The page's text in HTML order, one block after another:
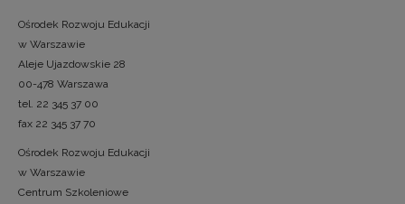
Ośrodek Rozwoju Edukacji
w Warszawie
Aleje Ujazdowskie 28
00-478 Warszawa
tel. 22 345 37 00
fax 22 345 37 70
Ośrodek Rozwoju Edukacji
w Warszawie
Centrum Szkoleniowe